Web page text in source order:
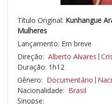
Título Original: Kunhangue
Mulheres
Lançamento: Em breve
Direção: Alberto Alvares
Duração: 1h12
Gênero: Documentário
Nacionalidade: Brasil
Sinopse: